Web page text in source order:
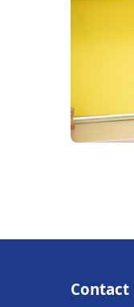
Contact